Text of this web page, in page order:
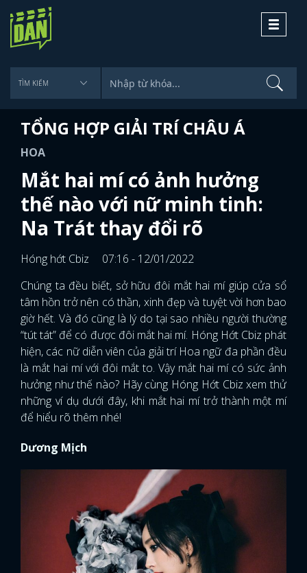
Toggle
TỔNG HỢP GIẢI TRÍ CHÂU Á
HOA
Mắt hai mí có ảnh hưởng
thế nào với nữ minh tinh:
Na Trát thay đổi rõ
Hóng hớt Cbiz
07:16 - 12/01/2022
Chúng ta đều biết, sở hữu đôi mắt hai mí giúp cửa sổ
tâm hồn trở nên có thần, xinh đẹp và tuyệt vời hơn bao
giờ hết. Và đó cũng là lý do tại sao nhiều người thường
“tút tát” để có được đôi mắt hai mí. Hóng Hớt Cbiz phát
hiện, các nữ diễn viên của giải trí Hoa ngữ đa phần đều
là mắt hai mí với đôi mắt to. Vậy mắt hai mí có sức ảnh
hưởng như thế nào? Hãy cùng Hóng Hớt Cbiz xem thử
những ví dụ dưới đây, khi mắt hai mí trở thành một mí
để hiểu rõ thêm nhé!
Dương Mịch